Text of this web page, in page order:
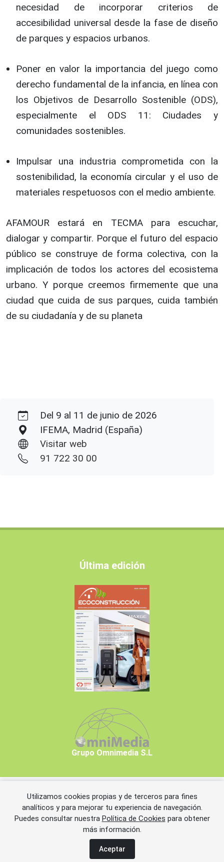
Utilizamos cookies propias y de terceros para fines
analíticos y para mejorar tu experiencia de navegación.
Puedes consultar nuestra Política de Cookies para obtener
más información.
Aceptar
necesidad de incorporar criterios de
accesibilidad universal desde la fase de diseño
de parques y espacios urbanos.
Poner en valor la importancia del juego como
derecho fundamental de la infancia, en línea con
los Objetivos de Desarrollo Sostenible (ODS),
especialmente el ODS 11: Ciudades y
comunidades sostenibles.
Impulsar una industria comprometida con la
sostenibilidad, la economía circular y el uso de
materiales respetuosos con el medio ambiente.
AFAMOUR estará en TECMA para escuchar,
dialogar y compartir. Porque el futuro del espacio
público se construye de forma colectiva, con la
implicación de todos los actores del ecosistema
urbano. Y porque creemos firmemente que una
ciudad que cuida de sus parques, cuida también
de su ciudadanía y de su planeta
Del 9 al 11 de junio de 2026
IFEMA, Madrid (España)
Visitar web
91 722 30 00
Última edición
Grupo Omnimedia S.L
Copyrights © 2026 Grupo Omnimedia S.L.
Política de privacidad
Política de cookies
Información adicional
Miembros de CEDRO